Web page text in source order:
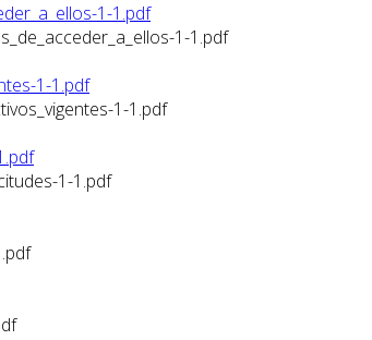
1-1.pdf
1-1.pdf
1-1.pdf
1-1.pdf
1-1.pdf